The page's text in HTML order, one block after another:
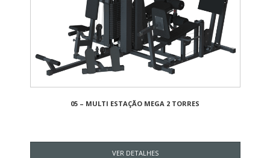
05 – MULTI ESTAÇÃO MEGA 2 TORRES
VER DETALHES